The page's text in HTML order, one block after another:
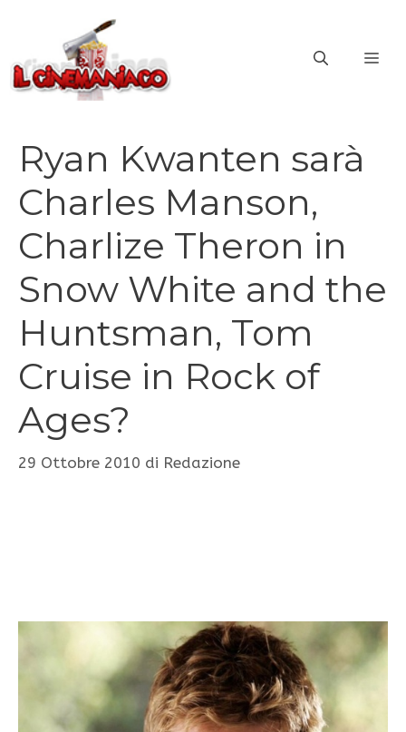
contenuto
Ryan Kwanten sarà
Charles Manson,
Charlize Theron in
Snow White and the
Huntsman, Tom
Cruise in Rock of
Ages?
29 Ottobre 2010 di Redazione